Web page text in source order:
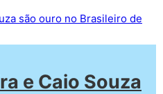
e Caio Souza